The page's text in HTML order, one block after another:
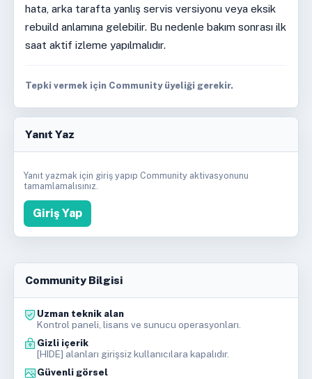
hata, arka tarafta yanlış servis versiyonu veya eksik
rebuild anlamına gelebilir. Bu nedenle bakım sonrası ilk
saat aktif izleme yapılmalıdır.
Tepki vermek için Community üyeliği gerekir.
Yanıt Yaz
Yanıt yazmak için giriş yapıp Community aktivasyonunu
tamamlamalısınız.
Giriş Yap
Community Bilgisi
Uzman teknik alan
Kontrol paneli, lisans ve sunucu operasyonları.
Gizli içerik
[HIDE] alanları girişsiz kullanıcılara kapalıdır.
Güvenli görsel